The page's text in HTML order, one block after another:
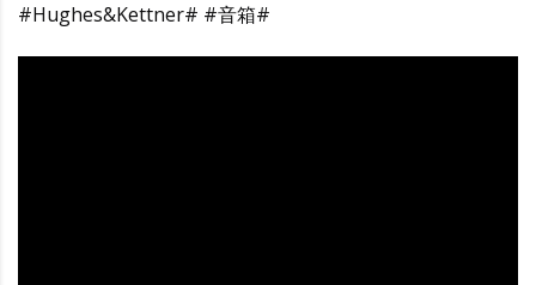
#Hughes&Kettner# #音箱#